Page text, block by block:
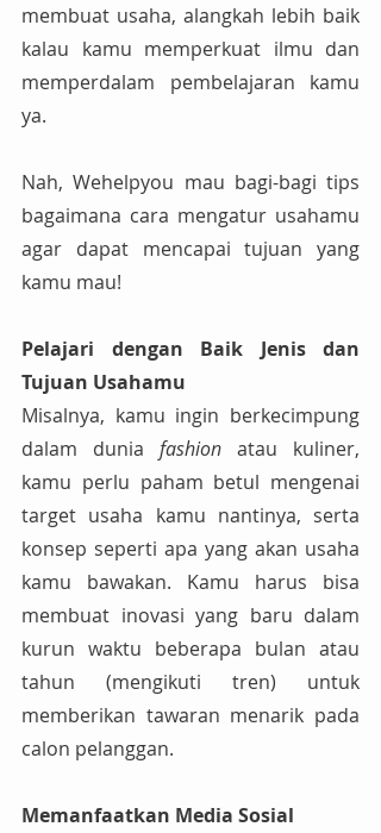
membuat usaha, alangkah lebih baik
kalau kamu memperkuat ilmu dan
memperdalam pembelajaran kamu
ya.
Nah, Wehelpyou mau bagi-bagi tips
bagaimana cara mengatur usahamu
agar dapat mencapai tujuan yang
kamu mau!
Pelajari dengan Baik Jenis dan
Tujuan Usahamu
Misalnya, kamu ingin berkecimpung
dalam dunia fashion atau kuliner,
kamu perlu paham betul mengenai
target usaha kamu nantinya, serta
konsep seperti apa yang akan usaha
kamu bawakan. Kamu harus bisa
membuat inovasi yang baru dalam
kurun waktu beberapa bulan atau
tahun (mengikuti tren) untuk
memberikan tawaran menarik pada
calon pelanggan.
Memanfaatkan Media Sosial